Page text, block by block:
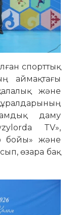
спорттық
аймақтағы
және
даму
TV»,
бойы» және
өзара бақ